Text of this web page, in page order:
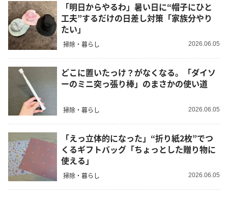
「明日からやるわ」暑い日に“帽子にひと
工夫”するだけの日差し対策「家族分やり
たい」
掃除・暮らし 2026.06.05
どこに置いたっけ？がなくなる。「ダイソ
ーのミニ突っ張り棒」のまさかの使い道
掃除・暮らし 2026.06.05
「えっ立体的になった」“折り紙2枚”でつ
くるギフトバッグ「ちょっとした贈り物に
使える」
掃除・暮らし 2026.06.05